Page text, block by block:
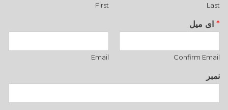
First Last
*
Email Confirm Email
نمبر